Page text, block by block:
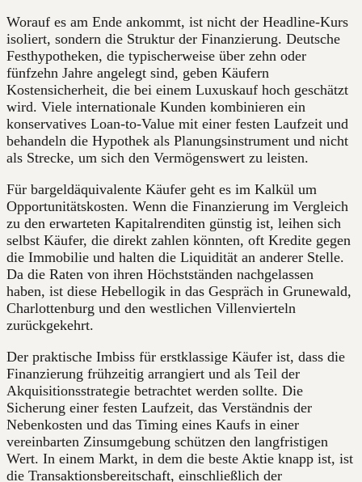
Worauf es am Ende ankommt, ist nicht der Headline-Kurs
isoliert, sondern die Struktur der Finanzierung. Deutsche
Festhypotheken, die typischerweise über zehn oder
fünfzehn Jahre angelegt sind, geben Käufern
Kostensicherheit, die bei einem Luxuskauf hoch geschätzt
wird. Viele internationale Kunden kombinieren ein
konservatives Loan-to-Value mit einer festen Laufzeit und
behandeln die Hypothek als Planungsinstrument und nicht
als Strecke, um sich den Vermögenswert zu leisten.
Für bargeldäquivalente Käufer geht es im Kalkül um
Opportunitätskosten. Wenn die Finanzierung im Vergleich
zu den erwarteten Kapitalrenditen günstig ist, leihen sich
selbst Käufer, die direkt zahlen könnten, oft Kredite gegen
die Immobilie und halten die Liquidität an anderer Stelle.
Da die Raten von ihren Höchstständen nachgelassen
haben, ist diese Hebellogik in das Gespräch in Grunewald,
Charlottenburg und den westlichen Villenvierteln
zurückgekehrt.
Der praktische Imbiss für erstklassige Käufer ist, dass die
Finanzierung frühzeitig arrangiert und als Teil der
Akquisitionsstrategie betrachtet werden sollte. Die
Sicherung einer festen Laufzeit, das Verständnis der
Nebenkosten und das Timing eines Kaufs in einer
vereinbarten Zinsumgebung schützen den langfristigen
Wert. In einem Markt, in dem die beste Aktie knapp ist, ist
die Transaktionsbereitschaft, einschließlich der